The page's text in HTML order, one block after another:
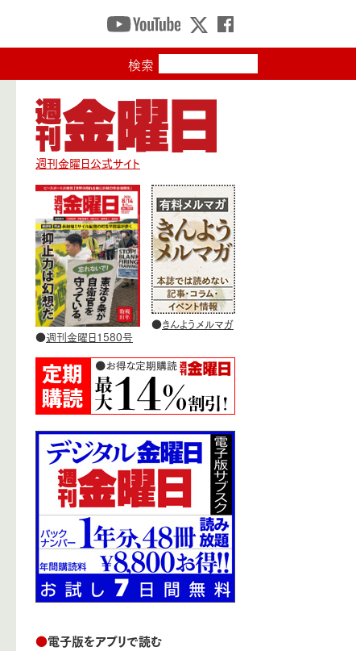
検索
週刊金曜日公式サイト
●週刊金曜日1580号
●きんようメルマガ
●電子版をアプリで読む